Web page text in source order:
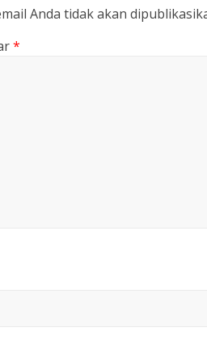
Anda tidak akan
*